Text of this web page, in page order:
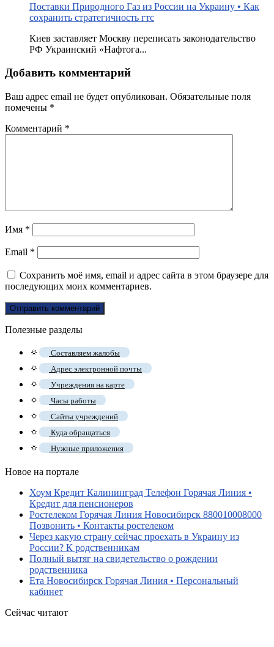
Поставки Природного Газ из России на Украину • Как
сохранить стратегичность гтс
Киев заставляет Москву переписать законодательство
РФ Украинский «Нафтога...
Добавить комментарий
Ваш адрес email не будет опубликован. Обязательные поля
помечены *
Комментарий *
Имя *
Email *
Сохранить моё имя, email и адрес сайта в этом браузере для
последующих моих комментариев.
Полезные разделы
🔅 Составляем жалобы
🔅 Адрес электронной почты
🔅 Учреждения на карте
🔅 Часы работы
🔅 Сайты учреждений
🔅 Куда обращаться
🔅 Нужные приложения
Новое на портале
Хоум Кредит Калининград Телефон Горячая Линия •
Кредит для пенсионеров
Ростелеком Горячая Линия Новосибирск 880010008000
Позвонить • Контакты ростелеком
Через какую страну сейчас проехать в Украину из
России? К родственникам
Полный вытяг на свидетельство о рождении
родственника
Ета Новосибирск Горячая Линия • Персональный
кабинет
Сейчас читают